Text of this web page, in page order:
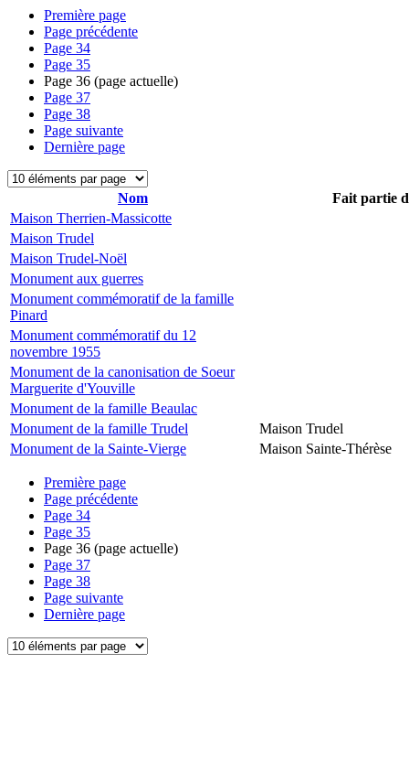
Première page
Page précédente
Page 34
Page 35
Page 36 (page actuelle)
Page 37
Page 38
Page suivante
Dernière page
Nom
Fait partie
Maison Therrien-Massicotte
Maison Trudel
Maison Trudel-Noël
Monument aux guerres
Monument commémoratif de la famille
Pinard
Monument commémoratif du 12
novembre 1955
Monument de la canonisation de Soeur
Marguerite d'Youville
Monument de la famille Beaulac
Monument de la famille Trudel
Maison Trudel
Monument de la Sainte-Vierge
Maison Sainte-Thérèse
Première page
Page précédente
Page 34
Page 35
Page 36 (page actuelle)
Page 37
Page 38
Page suivante
Dernière page